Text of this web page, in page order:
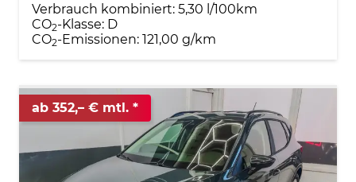
Verbrauch kombiniert: 5,30 l/100km
CO2-Klasse: D
CO2-Emissionen: 121,00 g/km
ab 352,– € mtl.